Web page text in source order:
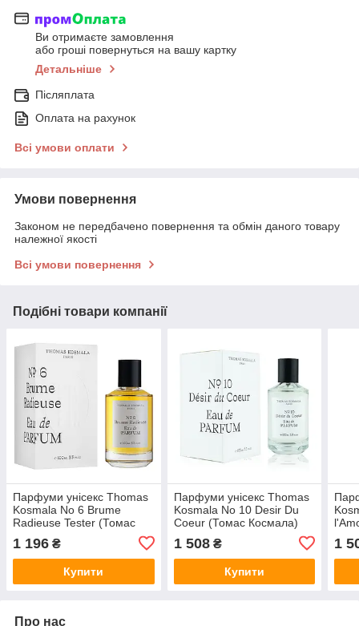
Ви отримаєте замовлення
або гроші повернуться на вашу картку
Детальніше
Післяплата
Оплата на рахунок
Всі умови оплати
Умови повернення
Законом не передбачено повернення та обмін даного товару
належної якості
Всі умови повернення
Подібні товари компанії
Парфуми унісекс Thomas
Kosmala No 6 Brume
Radieuse Tester (Томас
Космала Брюм Радьюс)
Парфумована вода 100
ml/мл Тестер
1 196 ₴
Купити
Парфуми унісекс Thomas
Kosmala No 10 Desir Du
Coeur (Томас Космала)
Парфумована вода 100
ml/мл
1 508₴
Купити
1
Про нас